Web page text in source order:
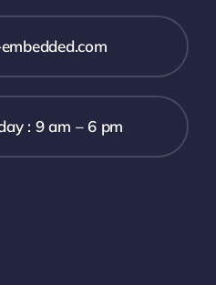
: 9 am – 6 pm